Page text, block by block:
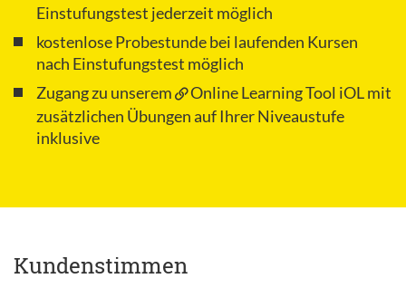
Einstufungstest jederzeit möglich
kostenlose Probestunde bei laufenden Kursen
nach Einstufungstest möglich
Zugang zu unserem
Online Learning Tool iOLmit
zusätzlichen Übungen auf Ihrer Niveaustufe
inklusive
Kundenstimmen